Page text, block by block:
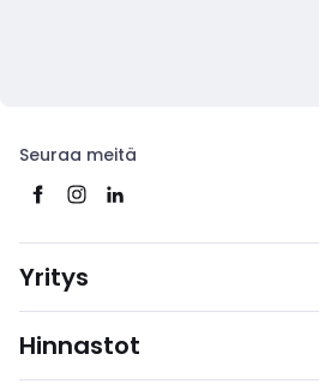
Seuraa meitä
Yritys
Hinnastot